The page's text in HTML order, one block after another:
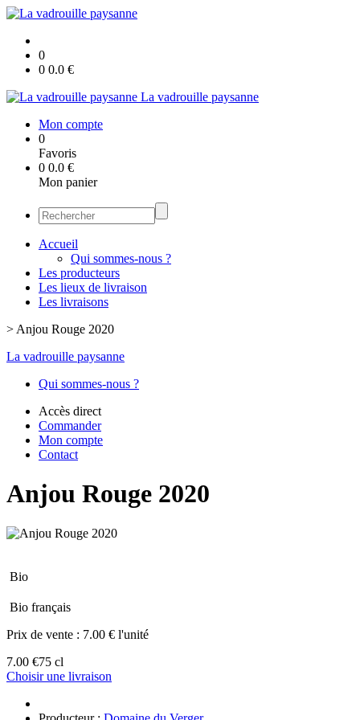
0
0 0.0 €
La vadrouille paysanne
Mon compte
0
Favoris
0 0.0 €
Mon panier
Accueil
Qui sommes-nous ?
Les producteurs
Les lieux de livraison
Les livraisons
> Anjou Rouge 2020
La vadrouille paysanne
Qui sommes-nous ?
Accès direct
Commander
Mon compte
Contact
Anjou Rouge 2020
Bio
Bio français
Prix de vente : 7.00 € l'unité
7.00 €75 cl
Choisir une livraison